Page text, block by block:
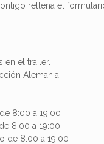
rellena el
en el trailer.
Alemania
8:00 a 19:00
8:00 a 19:00
de 8:00 a 19:00